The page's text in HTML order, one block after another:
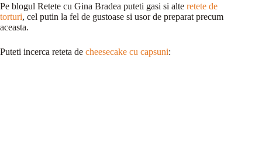
Pe blogul Retete cu Gina Bradea puteti gasi si alte retete de
torturi, cel putin la fel de gustoase si usor de preparat precum
aceasta.
Puteti incerca reteta de cheesecake cu capsuni: